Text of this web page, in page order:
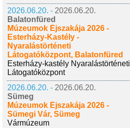
2026.06.20. - 2026.06.20.
Balatonfüred
Múzeumok Éjszakája 2026 -
Esterházy-Kastély -
Nyaralástörténeti
Látogatóközpont, Balatonfüred
Esterházy-kastély Nyaralástörténeti
Látogatóközpont
2026.06.20. - 2026.06.20.
Sümeg
Múzeumok Éjszakája 2026 -
Sümegi Vár, Sümeg
Vármúzeum